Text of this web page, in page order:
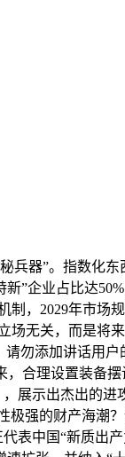
器”。指数化
”企业占比达
，2029年市
无关，而是将
勿添加讲话用
合理设置装备
展示出杰出的
强的财产海
表中国“新质出